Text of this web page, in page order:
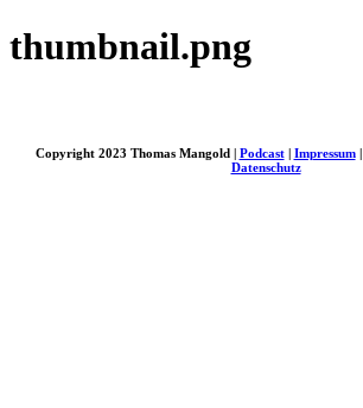
thumbnail.png
Copyright 2023 Thomas Mangold | Podcast| Impressum|
Datenschutz